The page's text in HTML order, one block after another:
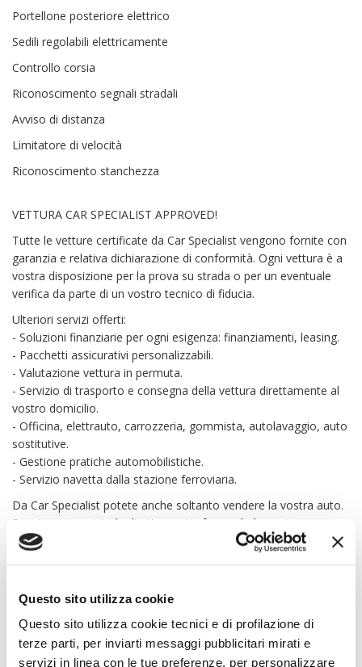
Questo sito utilizza cookie
Questo sito utilizza cookie tecnici e di profilazione di
terze parti, per inviarti messaggi pubblicitari mirati e
servizi in linea con le tue preferenze, per personalizzare
Portellone posteriore elettrico
Sedili regolabili elettricamente
Controllo corsia
Riconoscimento segnali stradali
Avviso di distanza
Limitatore di velocità
Riconoscimento stanchezza
VETTURA CAR SPECIALIST APPROVED!
Tutte le vetture certificate da Car Specialist vengono fornite con
garanzia e relativa dichiarazione di conformità. Ogni vettura è a
vostra disposizione per la prova su strada o per un eventuale
verifica da parte di un vostro tecnico di fiducia.
Ulteriori servizi offerti:
- Soluzioni finanziarie per ogni esigenza: finanziamenti, leasing.
- Pacchetti assicurativi personalizzabili.
- Valutazione vettura in permuta.
- Servizio di trasporto e consegna della vettura direttamente al
vostro domicilio.
- Officina, elettrauto, carrozzeria, gommista, autolavaggio, auto
sostitutive.
- Gestione pratiche automobilistiche.
- Servizio navetta dalla stazione ferroviaria.
Da Car Specialist potete anche soltanto vendere la vostra auto.
Possiamo acquistarla direttamente, fornendo la nostra
valutazione d’acquisto in tempo reale oppure gestirla in conto
involontarie incongruenze che non rappresentano in alcun modo
un impegno contrattuale.
EQUIPAGGIAMENTO